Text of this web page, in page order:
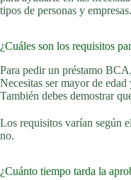
tipos de personas y empresas.
¿Cuáles son los requisitos
Para pedir un préstamo
Necesitas ser mayor de
También debes demostrar
Los requisitos varían según
no.
¿Cuánto tiempo tarda la